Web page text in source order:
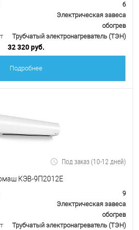
6
Электрическая завеса
обогрев
Трубчатый электронагреватель (ТЭН)
32 320 руб.
Подробнее
Под заказ (10-12 дней)
КЭВ-9П2012Е
9
Электрическая завеса
обогрев
Трубчатый электронагреватель (ТЭН)